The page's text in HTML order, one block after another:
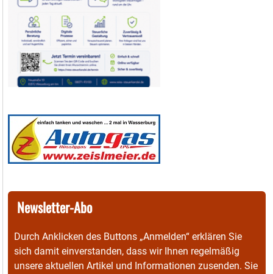
Newsletter-Abo
Durch Anklicken des Buttons „Anmelden“ erklären Sie
sich damit einverstanden, dass wir Ihnen regelmäßig
unsere aktuellen Artikel und Informationen zusenden. Sie